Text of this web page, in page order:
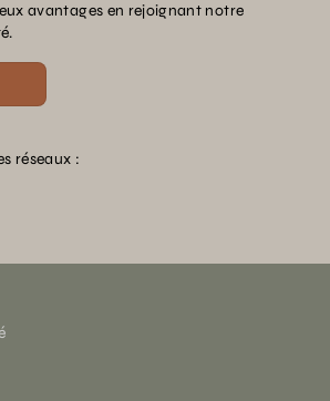
avantages en rejoignant notre
réseaux :